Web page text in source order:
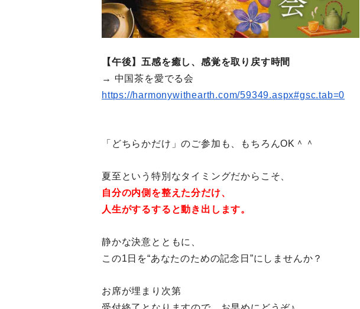
【午後】五感を癒し、感覚を取り戻す時間
→ 中国茶を愛でる会
https://harmonywithearth.com/59349.aspx#gsc.tab=0
「どちらかだけ」のご参加も、もちろんOK＾＾
夏至という特別なタイミングだからこそ、
自分の内側を整えた分だけ、
人生がするすると動き出します。
静かな決意とともに、
この1日を“あなたのための記念日”にしませんか？
お席が埋まり次第